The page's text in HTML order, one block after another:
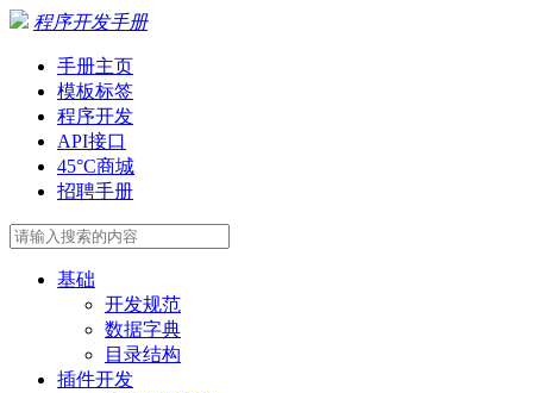
程序开发手册
手册主页
模板标签
程序开发
API接口
45°C商城
招聘手册
基础
开发规范
数据字典
目录结构
插件开发